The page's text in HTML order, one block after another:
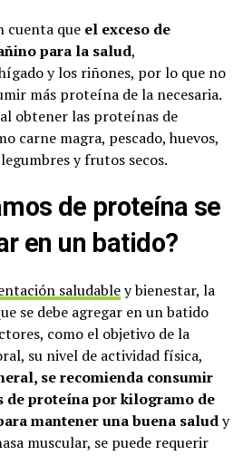
cuenta que el exceso de
para la salud,
y los riñones, por lo que no
más proteína de la necesaria.
obtener las proteínas de
carne magra, pescado, huevos,
y frutos secos.
de proteína se
en un batido?
saludabley bienestar, la
se debe agregar en un batido
como el objetivo de la
su nivel de actividad física,
se recomienda consumir
de proteína por kilogramo de
mantener una buena saludy
muscular, se puede requerir